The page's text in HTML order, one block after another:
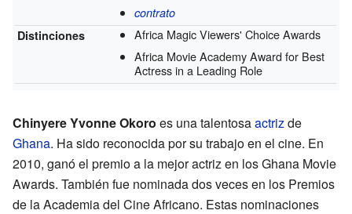
contrato
Distinciones
Africa Magic Viewers' Choice Awards
Africa Movie Academy Award for Best
Actress in a Leading Role
Chinyere Yvonne Okoro es una talentosaactrizde
Ghana. Ha sido reconocida por su trabajo en el cine. En
2010, ganó el premio a la mejor actriz en los Ghana Movie
Awards. También fue nominada dos veces en los Premios
de la Academia del Cine Africano. Estas nominaciones